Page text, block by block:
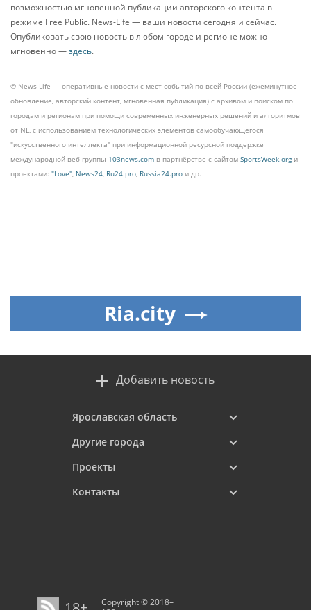
возможностью мгновенной публикации авторского контента в
режиме Free Public. News-Life — ваши новости сегодня и сейчас.
Опубликовать свою новость в любом городе и регионе можно
мгновенно —здесь.
© News-Life — оперативные новости с мест событий по всей России (ежеминутное
обновление, авторский контент, мгновенная публикация) с архивом и поиском по
городам и регионам при помощи современных инженерных решений и алгоритмов
от NL, с использованием технологических элементов самообучающегося
"искусственного интеллекта" при информационной ресурсной поддержке
международной веб-группы 103news.com в партнёрстве с сайтом SportsWeek.orgи
проектами: "Love", News24, Ru24.pro, Russia24.pro и др.
Ria.city
Добавить новость
Ярославская область
Другие города
Проекты
Контакты
Copyright © 2018–